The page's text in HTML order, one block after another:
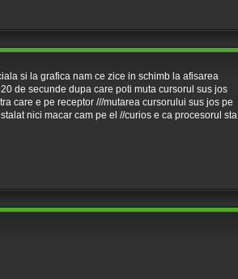
si la grafica nam ce zice in schimb la afisarea
de secunde dupa care poti muta cursorul sus jos
care e pe receptor ///mutarea cursorului sus jos pe
nici macar cam pe el //curios e ca procesorul sta